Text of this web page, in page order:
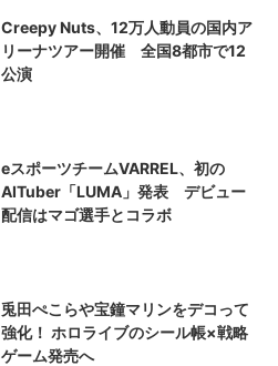
Creepy Nuts、12万人動員の国内ア
リーナツアー開催 全国8都市で12
公演
eスポーツチームVARREL、初の
AITuber「LUMA」発表 デビュー
配信はマゴ選手とコラボ
兎田ぺこらや宝鐘マリンをデコって
強化！ ホロライブのシール帳×戦略
ゲーム発売へ